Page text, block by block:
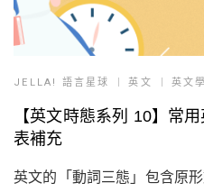
JELLA! 語言星球 英文 英文
【英文時態系列 10】常
表補充
英文的「動詞三態」包含原